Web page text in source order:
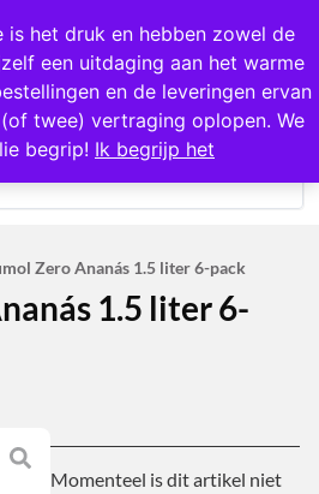
is het druk en hebben zowel de
een uitdaging aan het warme
en de leveringen ervan
twee) vertraging oplopen. We
begrip! Ik begrijp het
producten op voorraad
0
Zero Ananás 1.5 liter 6-pack
1.5 liter 6-
Momenteel is dit artikel niet